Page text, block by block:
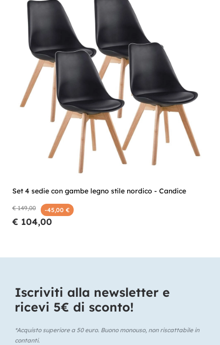
Set 4 sedie con gambe legno stile nordico - Candice
€ 149,00 -45,00 €
€ 104,00
Iscriviti alla newsletter e
ricevi 5€ di sconto!​
*Acquisto superiore a 50 euro. Buono monouso, non riscattabile in
contanti.